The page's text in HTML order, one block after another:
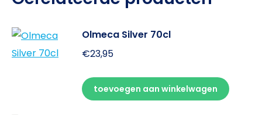
Olmeca Silver 70cl
€23,95
toevoegen aan winkelwagen